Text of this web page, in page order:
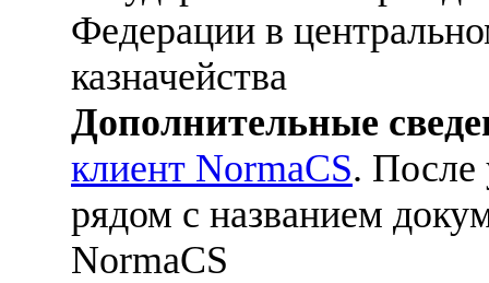
Федерации в
казначейства
Дополнительные
клиент NormaCS. После
рядом с названием
NormaCS